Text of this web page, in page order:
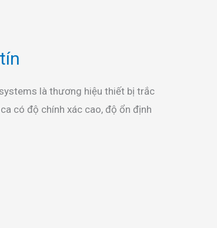
là thương hiệu thiết bị trắc
có độ chính xác cao, độ ổn định